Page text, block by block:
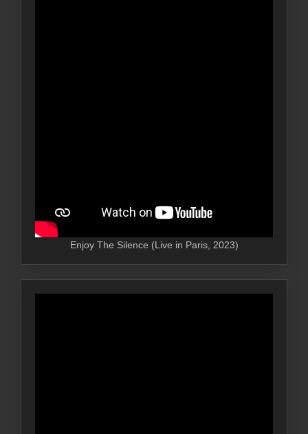
Enjoy The Silence (Live in Paris, 2023)